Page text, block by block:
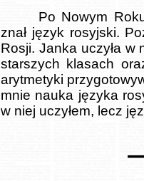
Po Nowym
znał język rosyjski.
Rosji. Janka uczyła w
starszych klasach
arytmetyki
mnie nauka języka
w niej uczyłem, lecz